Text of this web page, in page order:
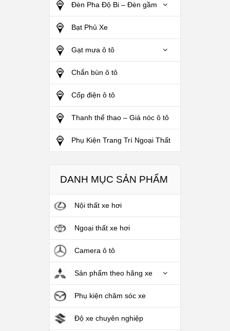
Đèn Pha Độ Bi – Đèn gầm
Bạt Phủ Xe
Gạt mưa ô tô
Chắn bùn ô tô
Cốp điện ô tô
Thanh thể thao – Giá nóc ô tô
Phụ Kiện Trang Trí Ngoại Thất
DANH MỤC SẢN PHẨM
Nội thất xe hơi
Ngoại thất xe hơi
Camera ô tô
Sản phẩm theo hãng xe
Phụ kiện chăm sóc xe
Độ xe chuyên nghiệp